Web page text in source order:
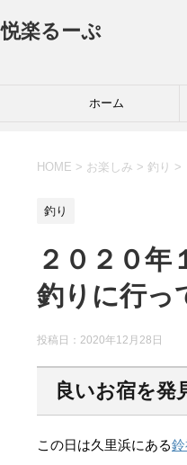
悦楽るーぷ
ホーム
HOME > お楽しみ > 釣り >
釣り
２０２０
釣りに行っ
投稿日： 2020年12月28日
良いお宿を発
この日は久里浜にある